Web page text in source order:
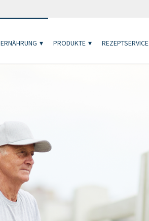
ERNÄHRUNG PRODUKTE REZEPTSERVICE